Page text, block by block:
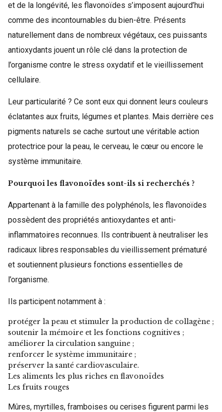
et de la longévité, les flavonoïdes s’imposent aujourd’hui
comme des incontournables du bien-être. Présents
naturellement dans de nombreux végétaux, ces puissants
antioxydants jouent un rôle clé dans la protection de
l’organisme contre le stress oxydatif et le vieillissement
cellulaire.
Leur particularité ? Ce sont eux qui donnent leurs couleurs
éclatantes aux fruits, légumes et plantes. Mais derrière ces
pigments naturels se cache surtout une véritable action
protectrice pour la peau, le cerveau, le cœur ou encore le
système immunitaire.
Pourquoi les flavonoïdes sont-ils si recherchés ?
Appartenant à la famille des polyphénols, les flavonoïdes
possèdent des propriétés antioxydantes et anti-
inflammatoires reconnues. Ils contribuent à neutraliser les
radicaux libres responsables du vieillissement prématuré
et soutiennent plusieurs fonctions essentielles de
l’organisme.
Ils participent notamment à :
protéger la peau et stimuler la production de collagène ;
soutenir la mémoire et les fonctions cognitives ;
améliorer la circulation sanguine ;
renforcer le système immunitaire ;
préserver la santé cardiovasculaire.
Les aliments les plus riches en flavonoïdes
Les fruits rouges
Mûres, myrtilles, framboises ou cerises figurent parmi les